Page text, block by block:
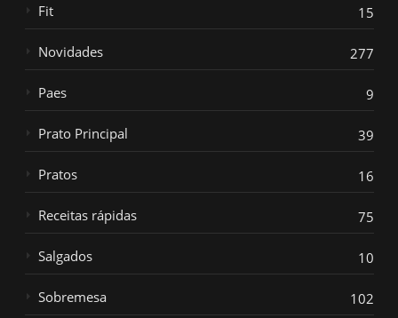
Fit 15
Novidades 277
Paes 9
Prato Principal 39
Pratos 16
Receitas rápidas 75
Salgados 10
Sobremesa 102